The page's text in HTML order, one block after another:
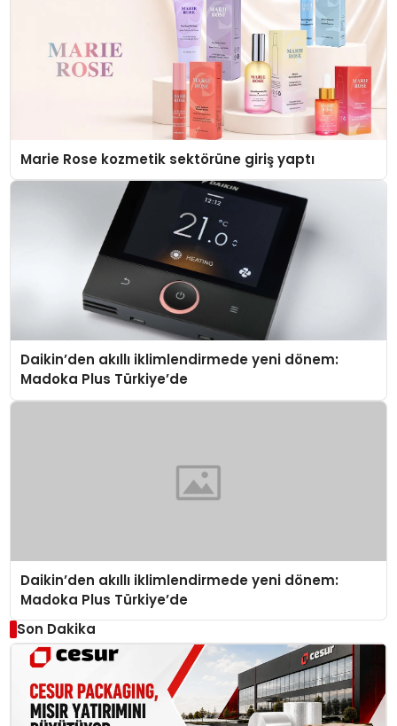
Marie Rose kozmetik sektörüne giriş yaptı
Daikin’den akıllı iklimlendirmede yeni dönem:
Madoka Plus Türkiye’de
Daikin’den akıllı iklimlendirmede yeni dönem:
Madoka Plus Türkiye’de
Son Dakika